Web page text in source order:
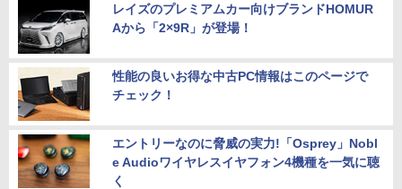
レイズのプレミアムカー向けブランドHOMUR
Aから「2×9R」が登場！
性能の良いお得な中古PC情報はこのページで
チェック！
エントリーなのに脅威の実力!「Osprey」Nobl
e Audioワイヤレスイヤフォン4機種を一気に聴
く